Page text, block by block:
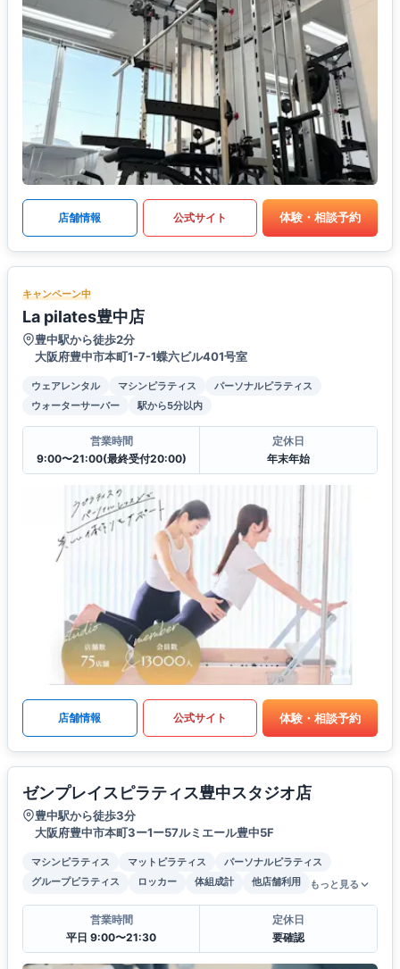
店舗情報 公式サイト 体験・相談予約
キャンペーン中
La pilates豊中店
豊中駅から徒歩2分
大阪府豊中市本町1-7-1蝶六ビル401号室
ウェアレンタル マシンピラティス
パーソナルピラティス
ウォーターサーバー
駅から5分以内
営業時間
9:00〜21:00(最終受付20:00)
定休日
年末年始
店舗情報 公式サイト 体験・相談予約
ゼンプレイスピラティス豊中スタジオ店
豊中駅から徒歩3分
大阪府豊中市本町3ー1ー57ルミエール豊中5F
マシンピラティス マットピラティス
パーソナルピラティス
グループピラティス
ロッカー 体組成計 他店舗利用 もっと見る
営業時間
平日 9:00〜21:30
定休日
要確認